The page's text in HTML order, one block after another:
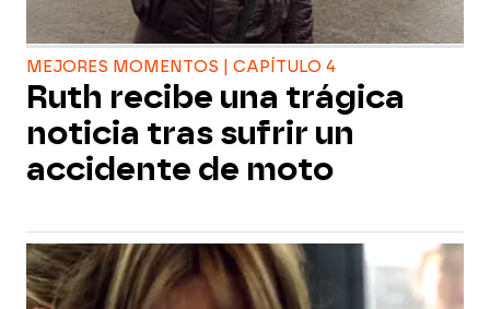
MEJORES MOMENTOS | CAPÍTULO 4
Ruth recibe una trágica
noticia tras sufrir un
accidente de moto